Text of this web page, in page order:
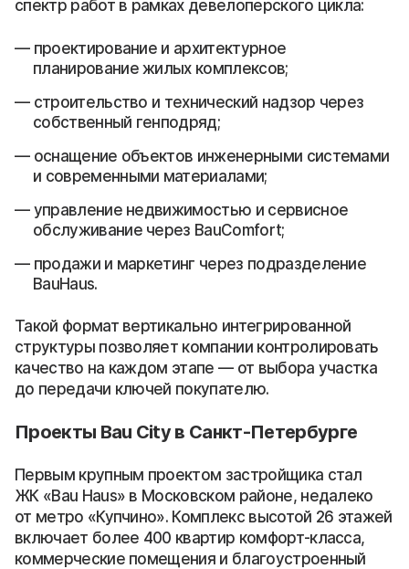
спектр работ в рамках девелоперского цикла:
проектирование и архитектурное
планирование жилых комплексов;
строительство и технический надзор через
собственный генподряд;
оснащение объектов инженерными системами
и современными материалами;
управление недвижимостью и сервисное
обслуживание через BauComfort;
продажи и маркетинг через подразделение
BauHaus.
Такой формат вертикально интегрированной
структуры позволяет компании контролировать
качество на каждом этапе — от выбора участка
до передачи ключей покупателю.
Проекты Bau City в Санкт-Петербурге
Первым крупным проектом застройщика стал
ЖК «Bau Haus» в Московском районе, недалеко
от метро «Купчино». Комплекс высотой 26 этажей
включает более 400 квартир комфорт-класса,
коммерческие помещения и благоустроенный